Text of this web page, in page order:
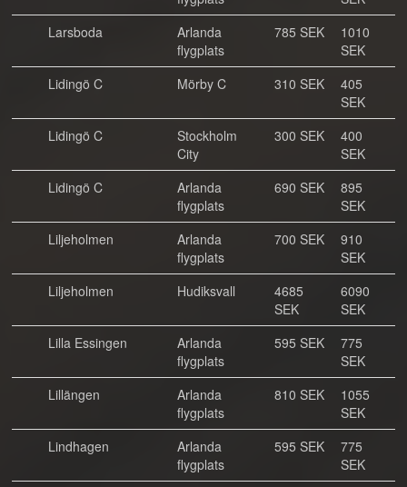
Larsboda
Arlanda
flygplats
785 SEK
1010
SEK
Lidingö C
Mörby C 310 SEK
405
SEK
Lidingö C
Stockholm
City
300 SEK
400
SEK
Lidingö C
Arlanda
flygplats
690 SEK
895
SEK
Liljeholmen
Arlanda
flygplats
700 SEK
910
SEK
Liljeholmen
Hudiksvall
4685
SEK
6090
SEK
Lilla Essingen
Arlanda
flygplats
595 SEK
775
SEK
Lillängen
Arlanda
flygplats
810 SEK
1055
SEK
Lindhagen
Arlanda
flygplats
595 SEK
775
SEK